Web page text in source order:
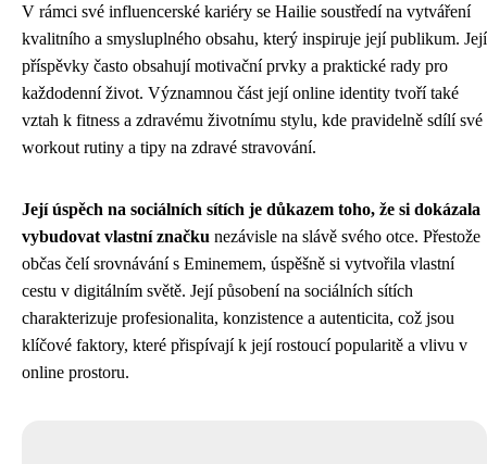
V rámci své influencerské kariéry se Hailie soustředí na vytváření
kvalitního a smysluplného obsahu, který inspiruje její publikum. Její
příspěvky často obsahují motivační prvky a praktické rady pro
každodenní život. Významnou část její online identity tvoří také
vztah k fitness a zdravému životnímu stylu, kde pravidelně sdílí své
workout rutiny a tipy na zdravé stravování.
Její úspěch na sociálních sítích je důkazem toho, že si dokázala
vybudovat vlastní značku nezávisle na slávě svého otce. Přestože
občas čelí srovnávání s Eminemem, úspěšně si vytvořila vlastní
cestu v digitálním světě. Její působení na sociálních sítích
charakterizuje profesionalita, konzistence a autenticita, což jsou
klíčové faktory, které přispívají k její rostoucí popularitě a vlivu v
online prostoru.